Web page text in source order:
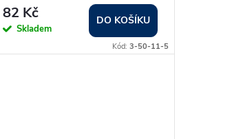
82 Kč
Skladem
DO KOŠÍKU
Kód: 3-50-11-5